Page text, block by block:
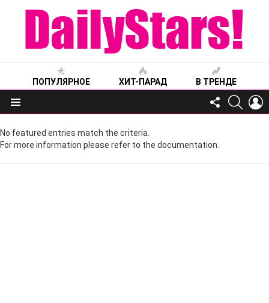
ПОПУЛЯРНОЕ ХИТ-ПАРАД В ТРЕНДЕ
Меню
FOLLOW
US
No featured entries match the criteria.
For more information please refer to the documentation.